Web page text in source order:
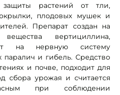
защиты растений от тли,
плодовых мушек и
Препарат создан на
вертициллина,
на нервную систему
паралич и гибель. Средство
и почве, подходит для
сбора урожая и считается
при соблюдении